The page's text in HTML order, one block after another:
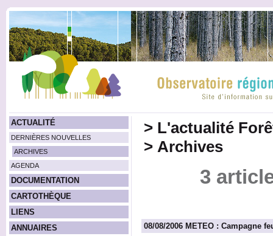
ACTUALITÉ
DERNIÈRES NOUVELLES
ARCHIVES
AGENDA
DOCUMENTATION
CARTOTHÈQUE
LIENS
ANNUAIRES
> L'actualité
> Archives
3
08/08/2006 METEO : Campagne